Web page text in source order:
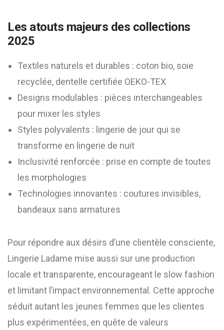
Les atouts majeurs des collections
2025
Textiles naturels et durables : coton bio, soie
recyclée, dentelle certifiée OEKO-TEX
Designs modulables : pièces interchangeables
pour mixer les styles
Styles polyvalents : lingerie de jour qui se
transforme en lingerie de nuit
Inclusivité renforcée : prise en compte de toutes
les morphologies
Technologies innovantes : coutures invisibles,
bandeaux sans armatures
Pour répondre aux désirs d’une clientèle consciente,
Lingerie Ladame mise aussi sur une production
locale et transparente, encourageant le slow fashion
et limitant l’impact environnemental. Cette approche
séduit autant les jeunes femmes que les clientes
plus expérimentées, en quête de valeurs